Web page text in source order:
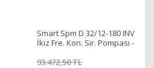
Smart Spm D 32/12-180 INV
İkiz Fre. Kon. Sir. Pompası -
93.472,50 TL